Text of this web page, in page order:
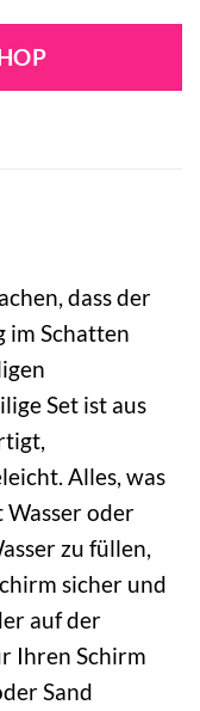
dass der
im Schatten
Set ist aus
Alles, was
Wasser oder
zu füllen,
sicher und
auf der
Ihren Schirm
Sand